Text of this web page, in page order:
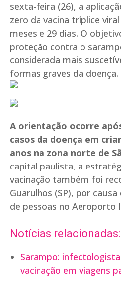
sexta-feira (26), a
zero da vacina tríplice
meses e 29 dias. O
proteção contra o
considerada mais
formas graves da doença.
A orientação ocorre
casos da doença em
anos na zona norte de
capital paulista, a
vacinação também foi
Guarulhos (SP), por
de pessoas no Aeroporto
Notícias relacionadas:
Sarampo:
vacinação em viagens